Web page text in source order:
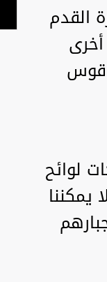
القدم
قوس
لوائح
يمكننا